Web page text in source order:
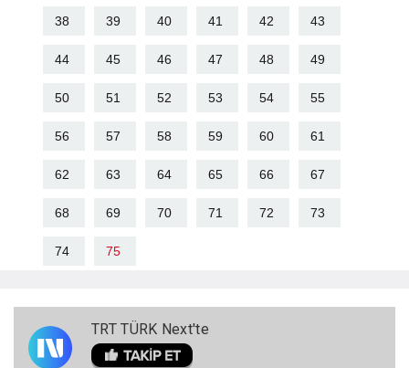
38 39 40 41 42 43
44 45 46 47 48 49
50 51 52 53 54 55
56 57 58 59 60 61
62 63 64 65 66 67
68 69 70 71 72 73
74 75
TRT TÜRK Next'te